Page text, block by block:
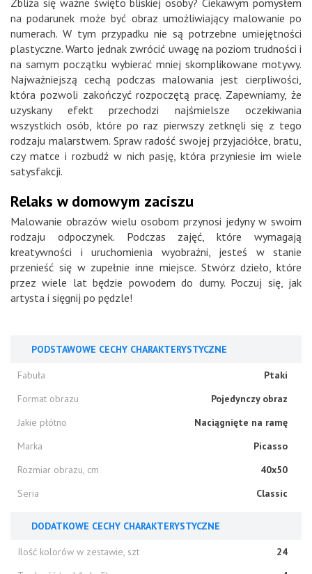
na podarunek może być obraz umożliwiający malowanie po
numerach. W tym przypadku nie są potrzebne umiejętności
plastyczne. Warto jednak zwrócić uwagę na poziom trudności i
na samym początku wybierać mniej skomplikowane motywy.
Najważniejszą cechą podczas malowania jest cierpliwości,
która pozwoli zakończyć rozpoczętą pracę. Zapewniamy, że
uzyskany efekt przechodzi najśmielsze oczekiwania
wszystkich osób, które po raz pierwszy zetknęli się z tego
rodzaju malarstwem. Spraw radość swojej przyjaciółce, bratu,
czy matce i rozbudź w nich pasję, która przyniesie im wiele
satysfakcji.
Relaks w domowym zaciszu
Malowanie obrazów wielu osobom przynosi jedyny w swoim
rodzaju odpoczynek. Podczas zajęć, które wymagają
kreatywności i uruchomienia wyobraźni, jesteś w stanie
przenieść się w zupełnie inne miejsce. Stwórz dzieło, które
przez wiele lat będzie powodem do dumy. Poczuj się, jak
artysta i sięgnij po pędzle!
PODSTAWOWE CECHY CHARAKTERYSTYCZNE
Fabuła
Ptaki
Format obrazu
Pojedynczy obraz
Jakie płótno
Naciągnięte na ramę
Marka
Picasso
Rozmiar obrazu, cm
40x50
Seria
Classic
DODATKOWE CECHY CHARAKTERYSTYCZNE
Ilość kolorów w zestawie, szt
24